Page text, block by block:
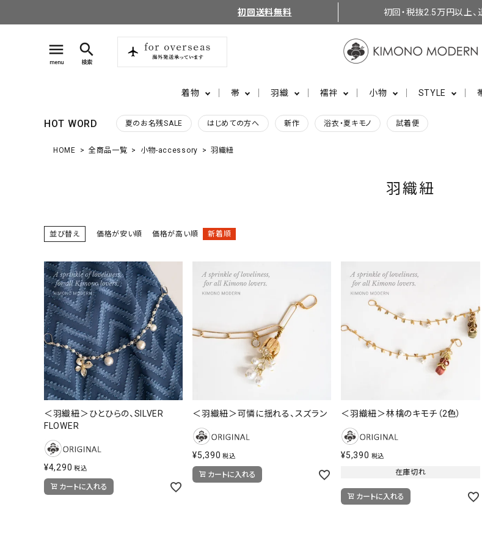
初回送料無料 初回・税抜2.5万円以上
menu
menu
search
検索
着物 帯 羽織 襦袢 小物 STYLE
HOT WORD 夏のお名残SALE はじめての方へ 新作 浴衣・夏キモノ 試着便
ようこそ ゲスト 様
HOME 全商品一覧 小物-accessory 羽織紐
羽織紐
並び替え 価格が安い順 価格が高い順 新着順
＜羽織紐＞ひとひらの、SILVER
FLOWER
¥4,290 税込
カートに入れる
＜羽織紐＞可憐に揺れる、スズラン
¥5,390 税込
カートに入れる
＜羽織紐＞林檎のキモチ（2色）
¥5,390 税込
在庫切れ
カートに入れる